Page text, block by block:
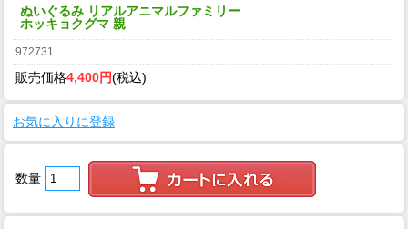
ぬいぐるみ リアルアニマルファミリー
ホッキョクグマ 親
972731
販売価格4,400円(税込)
お気に入りに登録
数量